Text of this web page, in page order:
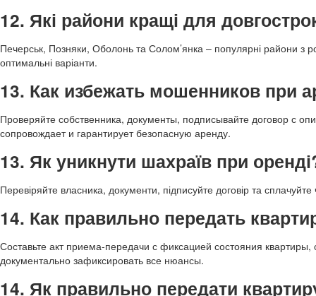
12. Які райони кращі для
Печерськ, Позняки, Оболонь та Солом’янка – популярні райони з
оптимальні варіанти.
13. Как избежать мошенников при
Проверяйте собственника, документы, подписывайте договор с
сопровождает и гарантирует безопасную аренду.
13. Як уникнути шахраїв при
Перевіряйте власника, документи, підписуйте договір та
14. Как правильно передать
Составьте акт приема-передачи с фиксацией состояния
документально зафиксировать все нюансы.
14. Як правильно передати